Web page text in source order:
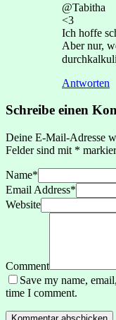
@Tabitha
<3
Ich hoffe
Aber nur,
Antworten
Schreibe einen
Deine E-Mail-Adresse
Felder sind mit *
Name*
Email Address*
Website
Comment
Save my name,
time I comment.